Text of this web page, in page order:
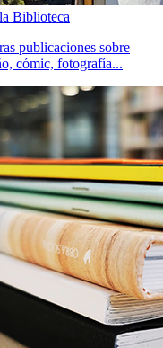
Biblioteca
publicaciones sobre
cómic, fotografía...